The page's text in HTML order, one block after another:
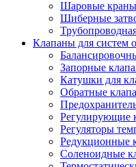
Шаровые краны
Шиберные
Клапаны для систем
Запорные
Катушки для
Обратные
Регулирующие
Регуляторы
Редукционные
Соленоидные